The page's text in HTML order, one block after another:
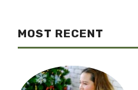
MOST RECENT